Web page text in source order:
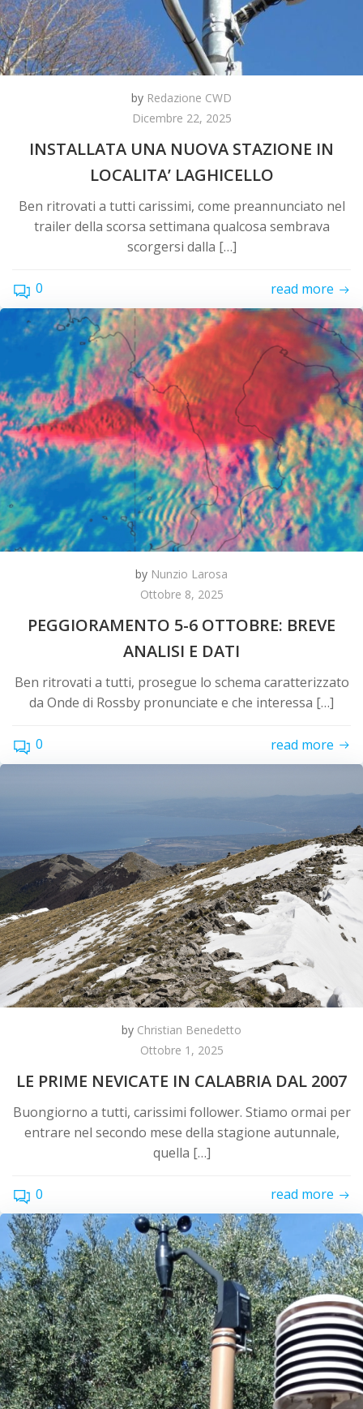
by Redazione CWD
Dicembre 22, 2025
INSTALLATA UNA NUOVA STAZIONE IN
LOCALITA’ LAGHICELLO
Ben ritrovati a tutti carissimi, come preannunciato nel
trailer della scorsa settimana qualcosa sembrava
scorgersi dalla […]
0 read more
by Nunzio Larosa
Ottobre 8, 2025
PEGGIORAMENTO 5-6 OTTOBRE: BREVE
ANALISI E DATI
Ben ritrovati a tutti, prosegue lo schema caratterizzato
da Onde di Rossby pronunciate e che interessa […]
0 read more
by Christian Benedetto
Ottobre 1, 2025
LE PRIME NEVICATE IN CALABRIA DAL 2007
Buongiorno a tutti, carissimi follower. Stiamo ormai per
entrare nel secondo mese della stagione autunnale,
quella […]
0 read more